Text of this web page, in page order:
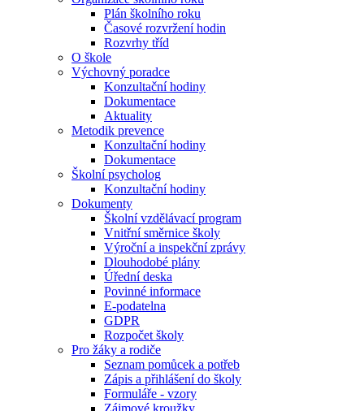
Plán školního roku
Časové rozvržení hodin
Rozvrhy tříd
O škole
Výchovný poradce
Konzultační hodiny
Dokumentace
Aktuality
Metodik prevence
Konzultační hodiny
Dokumentace
Školní psycholog
Konzultační hodiny
Dokumenty
Školní vzdělávací program
Vnitřní směrnice školy
Výroční a inspekční zprávy
Dlouhodobé plány
Úřední deska
Povinné informace
E-podatelna
GDPR
Rozpočet školy
Pro žáky a rodiče
Seznam pomůcek a potřeb
Zápis a přihlášení do školy
Formuláře - vzory
Zájmové kroužky